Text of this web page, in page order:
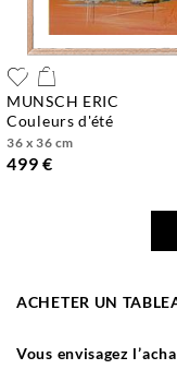
MUNSCH ERIC
couleurs d'été
36 x 36 cm
499 €
ACHETER UN
Vous envisagez